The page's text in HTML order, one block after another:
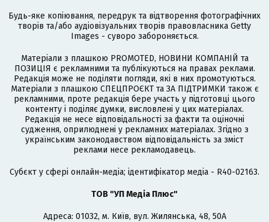
Будь-яке копіювання, передрук та відтворення фотографічних
творів та/або аудіовізуальних творів правовласника Getty
Images - суворо забороняється.
Матеріали з плашкою PROMOTED, НОВИНИ КОМПАНІЙ та
ПОЗИЦІЯ є рекламними та публікуються на правах реклами.
Редакція може не поділяти погляди, які в них промотуються.
Матеріали з плашкою СПЕЦПРОЄКТ та ЗА ПІДТРИМКИ також є
рекламними, проте редакція бере участь у підготовці цього
контенту і поділяє думки, висловлені у цих матеріалах.
Редакція не несе відповідальності за факти та оціночні
судження, оприлюднені у рекламних матеріалах. Згідно з
українським законодавством відповідальність за зміст
реклами несе рекламодавець.
Cубєкт у сфері онлайн-медіа; ідентифікатор медіа - R40-02163.
ТОВ "УП Медіа Плюс"
Адреса: 01032, м. Київ, вул. Жилянська, 48, 50А